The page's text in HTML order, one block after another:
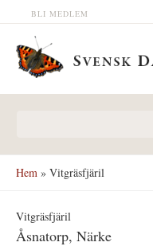
Hoppa till huvudinnehåll
BLI MEDLEM
Hem » Vitgräsfjäril
Vitgräsfjäril
Åsnatorp, Närke